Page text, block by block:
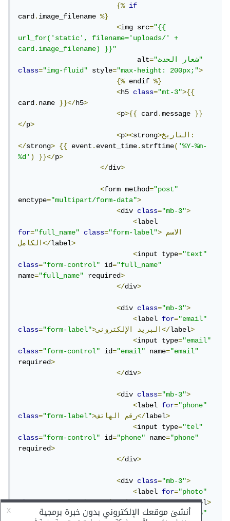
{%
if
card.image_filename %}
<img src="{{
url_for('static', filename='uploads/' +
card.image_filename) }}"
                             alt
=
"شعار الحدث"
class="img-fluid" style="max-height: 200px;">
{% endif %}
<h5 class="mt-3">{{
card.name }}</h5>
<p>{{ card.message }}
</p>
<p><strong>التاريخ:
</strong> {{ event.event_time.strftime('%Y-%m-
%d') }}</p>
</div>
<form method="post"
enctype="multipart/form-data">
<div class="mb-3">
<
for="full_name" class="form-label"
>الاسم
الكامل</label>
<input type="text"
class="form-control" id="full_name"
name="full_name" required>
</div>
<div class="mb-3">
<label for="email"
class="form-label" >البريدالإلكتروني</label>
<input type="email"
class="form-control" id="email" name="email"
required>
</div>
<div class="mb-3">
<label for="phone"
class="form-label" >رقمالهاتف</label>
<input type="tel"
class="form-control" id="phone" name="phone"
required>
</div>
<div class="mb-3">
<label for="photo"
class="form-label" >صورة شخصية (اختياري)</label>
< input type="file"